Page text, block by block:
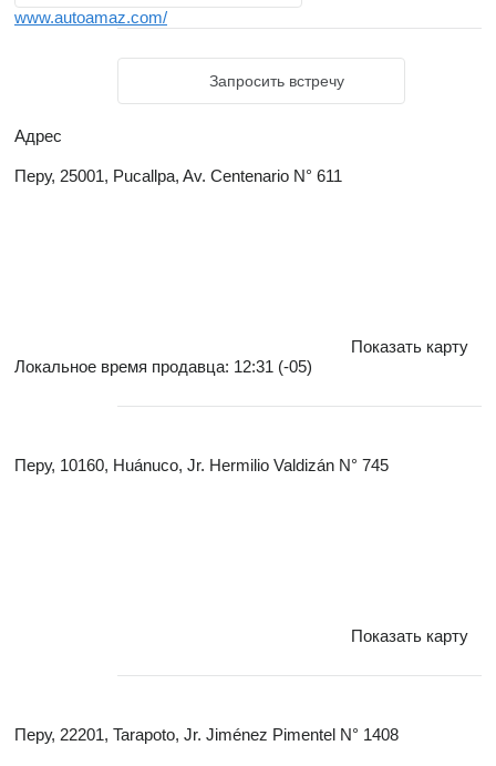
www.autoamaz.com/
Запросить встречу
Адрес
Перу, 25001, Pucallpa, Av. Centenario N° 611
Показать карту
Локальное время продавца: 12:31 (-05)
Перу, 10160, Huánuco, Jr. Hermilio Valdizán N° 745
Показать карту
Перу, 22201, Tarapoto, Jr. Jiménez Pimentel N° 1408